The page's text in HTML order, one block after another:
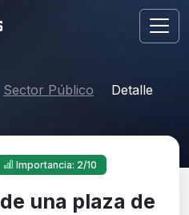
Sector Público Detalle
Importancia: 2/10
una plaza de